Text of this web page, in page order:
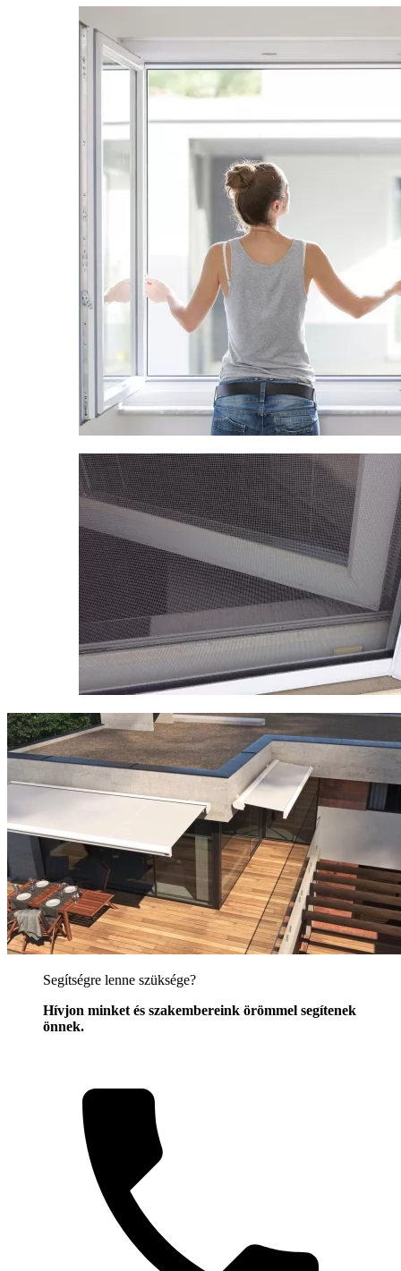
Segítségre lenne szüksége?
Hívjon minket és szakembereink örömmel segítenek
önnek.